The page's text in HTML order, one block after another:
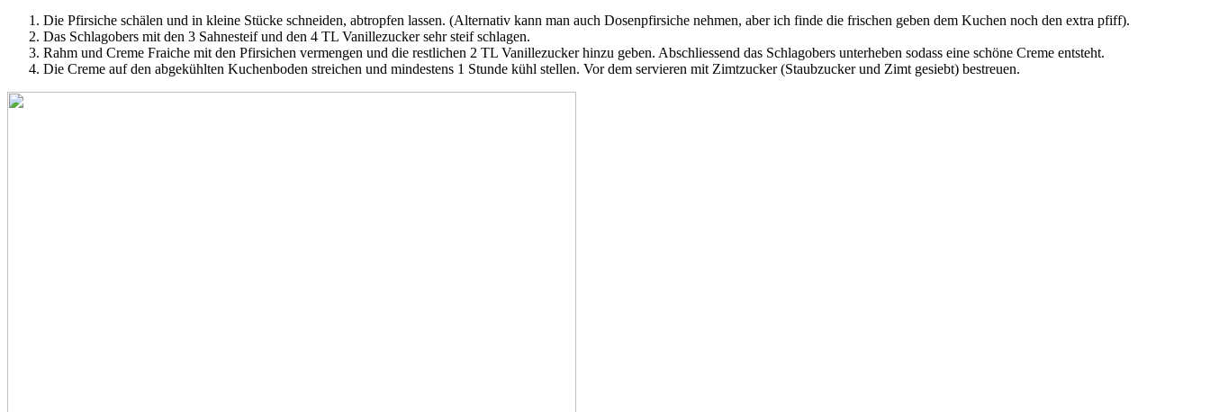
Die Pfirsiche schälen und in kleine Stücke schneiden, abtropfen lassen. (Alternativ kann man auch Dosenpfirsiche nehmen, aber ich finde die frischen geben dem Kuchen noch den extra pfiff).
Das Schlagobers mit den 3 Sahnesteif und den 4 TL Vanillezucker sehr steif schlagen.
Rahm und Creme Fraiche mit den Pfirsichen vermengen und die restlichen 2 TL Vanillezucker hinzu geben. Abschliessend das Schlagobers unterheben sodass eine schöne Creme entsteht.
Die Creme auf den abgekühlten Kuchenboden streichen und mindestens 1 Stunde kühl stellen. Vor dem servieren mit Zimtzucker (Staubzucker und Zimt gesiebt) bestreuen.